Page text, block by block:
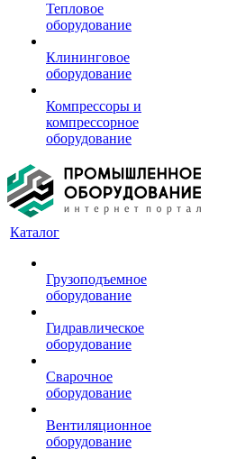
Тепловое
оборудование
Клининговое
оборудование
Компрессоры и
компрессорное
оборудование
Каталог
Грузоподъемное
оборудование
Гидравлическое
оборудование
Сварочное
оборудование
Вентиляционное
оборудование